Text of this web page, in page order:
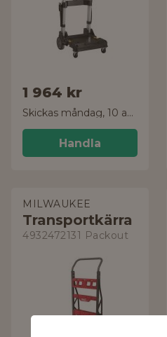
1 964 kr
Skickas måndag, 10 aug.
Handla
MILWAUKEE
Transportkärra
4932472131 Packout